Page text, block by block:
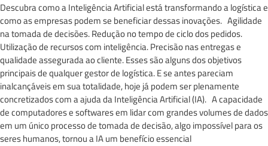
Descubra como a Inteligência Artificial está transformando a logística e
como as empresas podem se beneficiar dessas inovações. Agilidade
na tomada de decisões. Redução no tempo de ciclo dos pedidos.
Utilização de recursos com inteligência. Precisão nas entregas e
qualidade assegurada ao cliente. Esses são alguns dos objetivos
principais de qualquer gestor de logística. E se antes pareciam
inalcançáveis em sua totalidade, hoje já podem ser plenamente
concretizados com a ajuda da Inteligência Artificial (IA). A capacidade
de computadores e softwares em lidar com grandes volumes de dados
em um único processo de tomada de decisão, algo impossível para os
seres humanos, tornou a IA um benefício essencial